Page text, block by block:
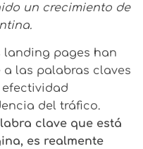
un crecimiento de
landing pages han
las palabras claves
del tráfico.
clave que está
es realmente